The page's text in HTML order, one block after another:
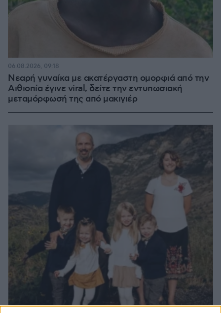
Νεαρή γυναίκα με ακατέργαστη ομορφιά από την
Αιθιοπία έγινε viral, δείτε την εντυπωσιακή
μεταμόρφωσή της από μακιγιέρ
06.08.2026, 09:18